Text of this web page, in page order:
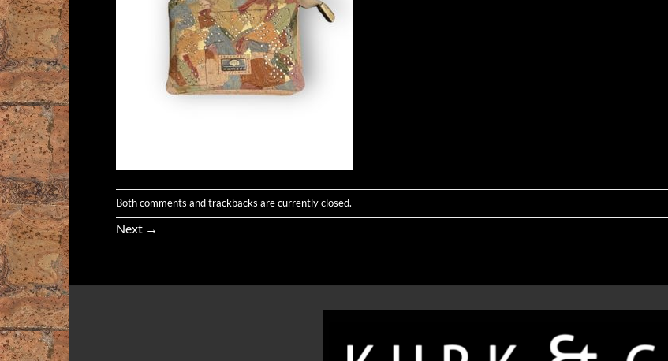
Both comments and trackbacks are currently closed.
Next →